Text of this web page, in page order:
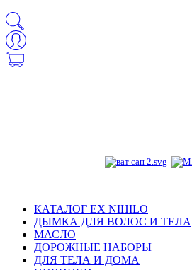
КАТАЛОГ EX NIHILO
ДЫМКА ДЛЯ ВОЛОС И ТЕЛА
МАСЛО
ДОРОЖНЫЕ НАБОРЫ
ДЛЯ ТЕЛА И ДОМА